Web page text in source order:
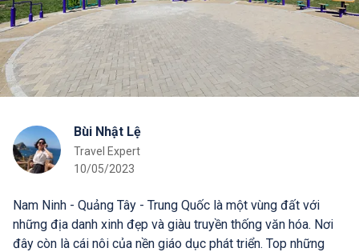
Bùi Nhật Lệ
Travel Expert
10/05/2023
Nam Ninh - Quảng Tây - Trung Quốc là một vùng đất với
những địa danh xinh đẹp và giàu truyền thống văn hóa. Nơi
đây còn là cái nôi của nền giáo dục phát triển. Top những